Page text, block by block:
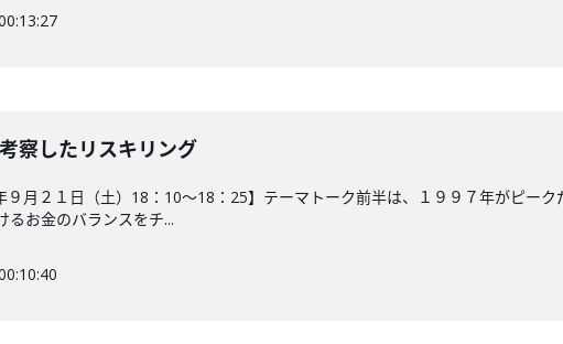
察したリスキリング
月２１日（土）18：10～18：25】テーマトーク前半は、１９９７年がピー
るお金のバランスをチ...